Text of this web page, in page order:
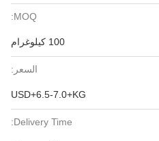
MOQ:
100 كيلوغرام
السعر:
USD+6.5-7.0+KG
Delivery Time: